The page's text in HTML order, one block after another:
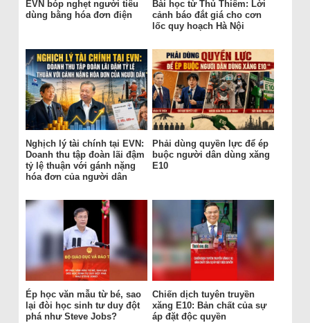
EVN bóp nghẹt người tiêu
dùng bằng hóa đơn điện
Bài học từ Thủ Thiêm: Lời
cảnh báo đắt giá cho cơn
lốc quy hoạch Hà Nội
Nghịch lý tài chính tại EVN:
Doanh thu tập đoàn lãi đậm
tỷ lệ thuận với gánh nặng
hóa đơn của người dân
Phải dùng quyền lực để ép
buộc người dân dùng xăng
E10
Ép học văn mẫu từ bé, sao
lại đòi học sinh tư duy đột
phá như Steve Jobs?
Chiến dịch tuyên truyền
xăng E10: Bản chất của sự
áp đặt độc quyền